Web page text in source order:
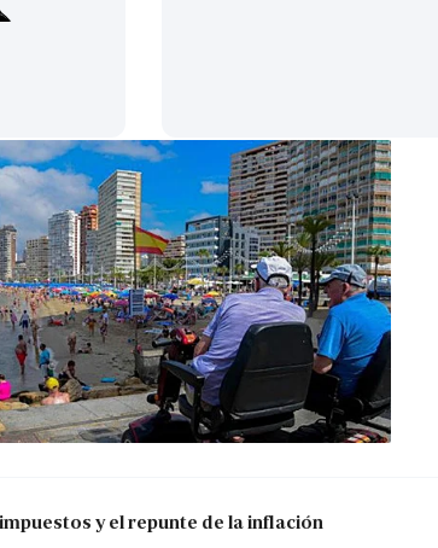
y el repunte de la inflación